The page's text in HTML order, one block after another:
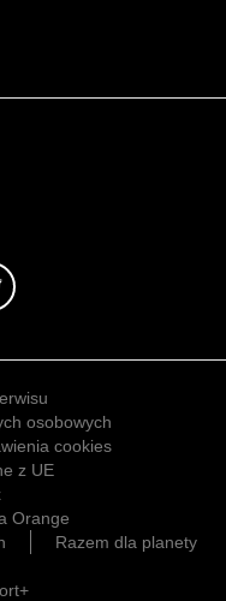
osobowych
cookies
z UE
Orange
Razem dla planety